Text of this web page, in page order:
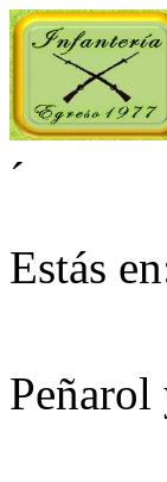
´
Estás